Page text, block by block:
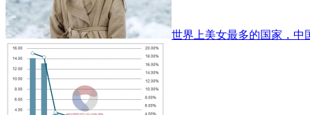
世界上美女最多的国家，中